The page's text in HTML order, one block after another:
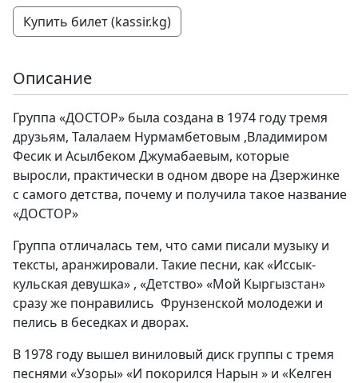
Купить билет (kassir.kg)
Описание
Группа «ДОСТОР» была создана в 1974 году тремя
друзьям, Талалаем Нурмамбетовым ,Владимиром
Фесик и Асылбеком Джумабаевым, которые
выросли, практически в одном дворе на Дзержинке
с самого детства, почему и получила такое название
«ДОСТОР»
Группа отличалась тем, что сами писали музыку и
тексты, аранжировали. Такие песни, как «Иссык-
кульская девушка» , «Детство» «Мой Кыргызстан»
сразу же понравились Фрунзенской молодежи и
пелись в беседках и дворах.
В 1978 году вышел виниловый диск группы с тремя
песнями «Узоры» «И покорился Нарын » и «Келген